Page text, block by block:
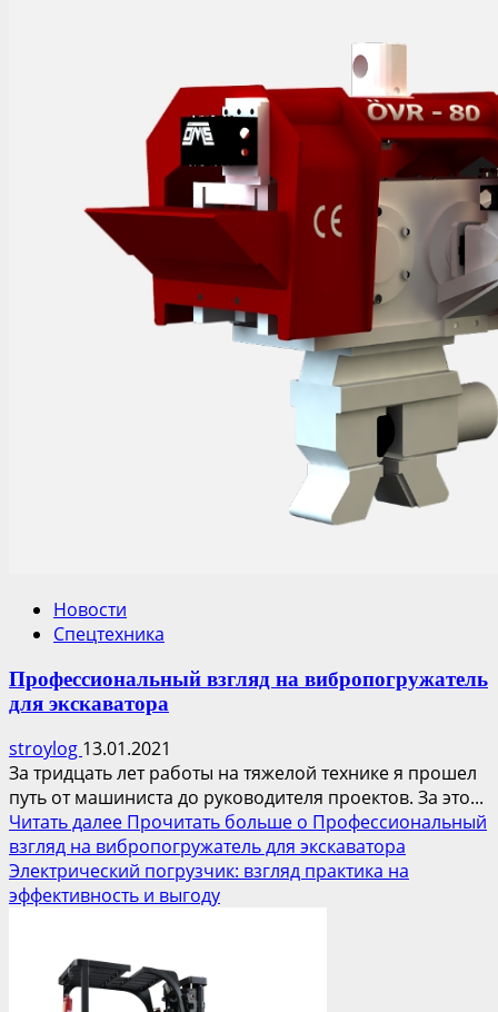
Новости
Спецтехника
Профессиональный взгляд на вибропогружатель
для экскаватора
stroylog 13.01.2021
За тридцать лет работы на тяжелой технике я прошел
путь от машиниста до руководителя проектов. За это...
Читать далее Прочитать больше о Профессиональный
взгляд на вибропогружатель для экскаватора
Электрический погрузчик: взгляд практика на
эффективность и выгоду